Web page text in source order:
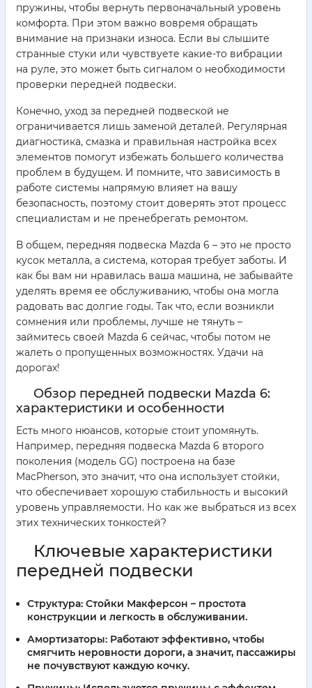
пружины, чтобы вернуть первоначальный уровень
комфорта. При этом важно вовремя обращать
внимание на признаки износа. Если вы слышите
странные стуки или чувствуете какие-то вибрации
на руле, это может быть сигналом о необходимости
проверки передней подвески.
Конечно, уход за передней подвеской не
ограничивается лишь заменой деталей. Регулярная
диагностика, смазка и правильная настройка всех
элементов помогут избежать большего количества
проблем в будущем. И помните, что зависимость в
работе системы напрямую влияет на вашу
безопасность, поэтому стоит доверять этот процесс
специалистам и не пренебрегать ремонтом.
В общем, передняя подвеска Mazda 6 – это не просто
кусок металла, а система, которая требует заботы. И
как бы вам ни нравилась ваша машина, не забывайте
уделять время ее обслуживанию, чтобы она могла
радовать вас долгие годы. Так что, если возникли
сомнения или проблемы, лучше не тянуть –
займитесь своей Mazda 6 сейчас, чтобы потом не
жалеть о пропущенных возможностях. Удачи на
дорогах!
Обзор передней подвески Mazda 6:
характеристики и особенности
Есть много нюансов, которые стоит упомянуть.
Например, передняя подвеска Mazda 6 второго
поколения (модель GG) построена на базе
MacPherson, это значит, что она использует стойки,
что обеспечивает хорошую стабильность и высокий
уровень управляемости. Но как же выбраться из всех
этих технических тонкостей?
Ключевые характеристики
передней подвески
Структура: Стойки Макферсон – простота
конструкции и легкость в обслуживании.
Амортизаторы: Работают эффективно, чтобы
смягчить неровности дороги, а значит, пассажиры
не почувствуют каждую кочку.